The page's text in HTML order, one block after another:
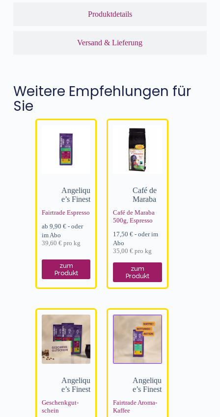
Produktdetails
Versand & Lieferung
Weitere Empfehlungen für
Sie
Angeliqu
e’s Finest
Fairtrade Espresso
ab 9,90 €- oder
im Abo
39,60 €pro kg
zum
Produkt
Café de
Maraba
Café de Maraba
500g, Espresso
17,50€ - oder im
Abo
35,00€ prokg
zum
Produkt
Angeliqu
e’s Finest
Geschenk­gut­
schein
Angeliqu
e’s Finest
Fairtrade Aroma-
Kaffee